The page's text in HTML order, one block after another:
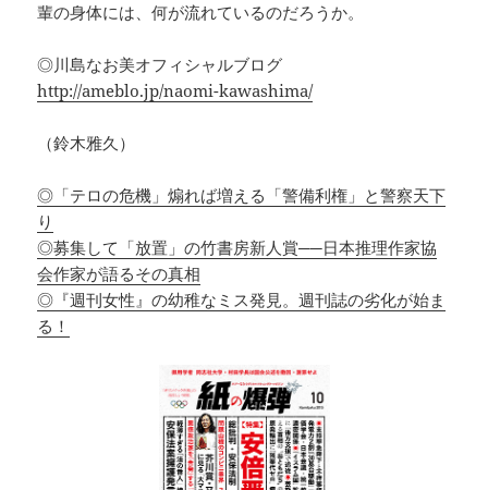
輩の身体には、何が流れているのだろうか。
◎川島なお美オフィシャルブログ
http://ameblo.jp/naomi-kawashima/
（鈴木雅久）
◎「テロの危機」煽れば増える「警備利権」と警察天下
り
◎募集して「放置」の竹書房新人賞──日本推理作家協
会作家が語るその真相
◎『週刊女性』の幼稚なミス発見。週刊誌の劣化が始ま
る！